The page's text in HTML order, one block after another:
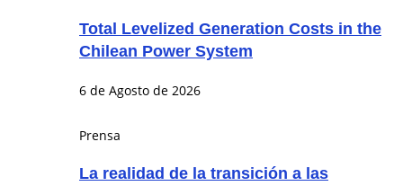
Total Levelized Generation Costs in the
Chilean Power System
6 de Agosto de 2026
Prensa
La realidad de la transición a las